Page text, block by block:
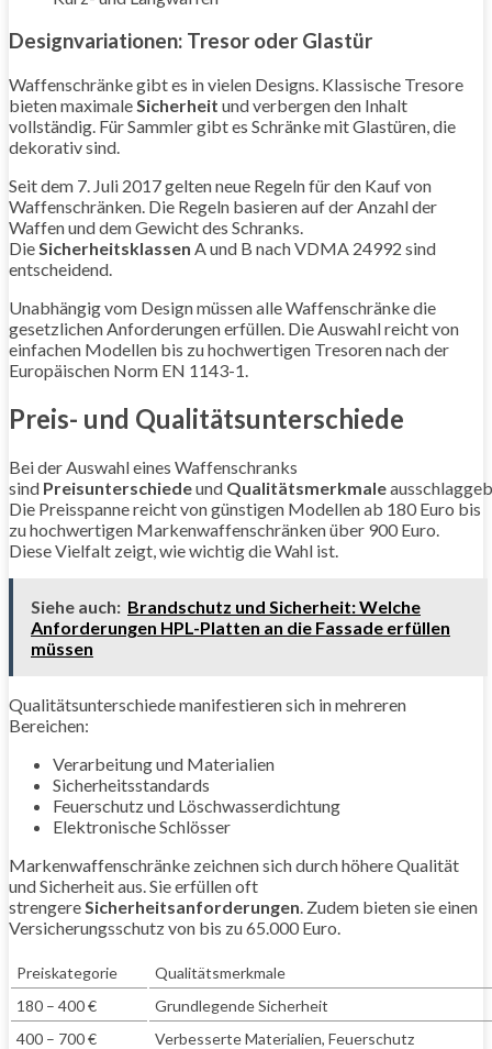
Designvariationen: Tresor oder Glastür
Waffenschränke gibt es in vielen Designs. Klassische Tresore
bieten maximaleSicherheit und verbergen den Inhalt
vollständig. Für Sammler gibt es Schränke mit Glastüren, die
dekorativ sind.
Seit dem 7. Juli 2017 gelten neue Regeln für den Kauf von
Waffenschränken. Die Regeln basieren auf der Anzahl der
Waffen und dem Gewicht des Schranks.
DieSicherheitsklassen A und B nach VDMA 24992 sind
entscheidend.
Unabhängig vom Design müssen alle Waffenschränke die
gesetzlichen Anforderungen erfüllen. Die Auswahl reicht von
einfachen Modellen bis zu hochwertigen Tresoren nach der
Europäischen Norm EN 1143-1.
Preis- und Qualitätsunterschiede
Bei der Auswahl eines Waffenschranks
sind Preisunterschiedeund Qualitätsmerkmale
Die Preisspanne reicht von günstigen Modellen ab 180 Euro bis
zu hochwertigen Markenwaffenschränken über 900 Euro.
Diese Vielfalt zeigt, wie wichtig die Wahl ist.
Siehe auch: Brandschutz und Sicherheit: Welche
Anforderungen HPL-Platten an die Fassade erfüllen
müssen
Qualitätsunterschiede manifestieren sich in mehreren
Bereichen:
Verarbeitung und Materialien
Sicherheitsstandards
Feuerschutz und Löschwasserdichtung
Elektronische Schlösser
Markenwaffenschränke zeichnen sich durch höhere Qualität
und Sicherheit aus. Sie erfüllen oft
strengere Sicherheitsanforderungen . Zudem bieten sie einen
Versicherungsschutz von bis zu 65.000 Euro.
Preiskategorie
Qualitätsmerkmale
180 – 400 €
Grundlegende Sicherheit
400 – 700 €
Verbesserte Materialien, Feuerschutz